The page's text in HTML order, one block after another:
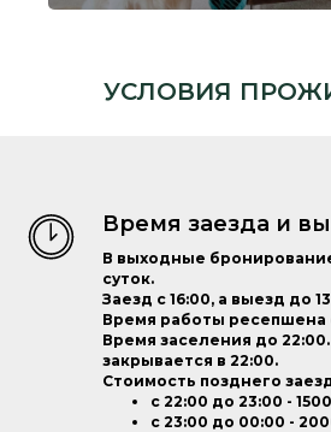
УСЛОВИЯ
Время заезда и
В выходные
суток.
Заезд с 16:00, а выезд до
Время работы ресепшена
Время заселения до
закрывается в 22:00.
Стоимость позднего
с 22:00 до 23:00 -
с 23:00 до 00:00 -